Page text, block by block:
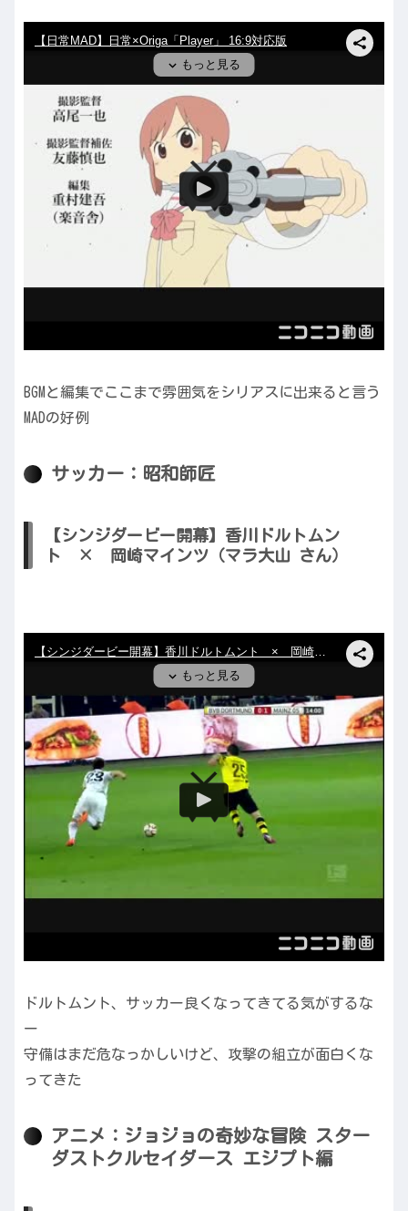
BGMと編集でここまで雰囲気をシリアスに出来ると言う
MADの好例
サッカー：昭和師匠
【シンジダービー開幕】香川ドルトムン
ト × 岡崎マインツ（マラ大山 さん）
ドルトムント、サッカー良くなってきてる気がするな
ー
守備はまだ危なっかしいけど、攻撃の組立が面白くな
ってきた
アニメ：ジョジョの奇妙な冒険 スター
ダストクルセイダース エジプト編